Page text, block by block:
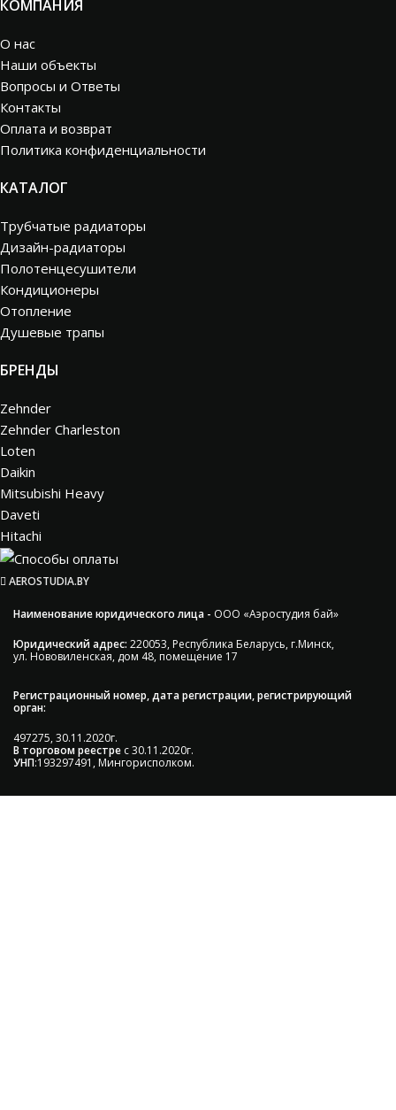
КОМПАНИЯ
О нас
Наши объекты
Вопросы и Ответы
Контакты
Оплата и возврат
Политика конфиденциальности
КАТАЛОГ
Трубчатые радиаторы
Дизайн-радиаторы
Полотенцесушители
Кондиционеры
Отопление
Душевые трапы
БРЕНДЫ
Zehnder
Zehnder Charleston
Loten
Daikin
Mitsubishi Heavy
Daveti
Hitachi
AEROSTUDIA.BY
Наименование юридического лица - ООО «Аэростудия бай»
Юридический адрес: 220053, Республика Беларусь, г.Минск,
ул. Нововиленская, дом 48, помещение 17
Регистрационный номер, дата регистрации, регистрирующий
орган:
497275, 30.11.2020г.
В торговом реестре с 30.11.2020г.
УНП:193297491, Мингорисполком.